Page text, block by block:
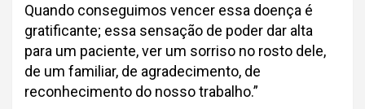
Quando conseguimos vencer essa doença é
gratificante; essa sensação de poder dar alta
para um paciente, ver um sorriso no rosto dele,
de um familiar, de agradecimento, de
reconhecimento do nosso trabalho.”